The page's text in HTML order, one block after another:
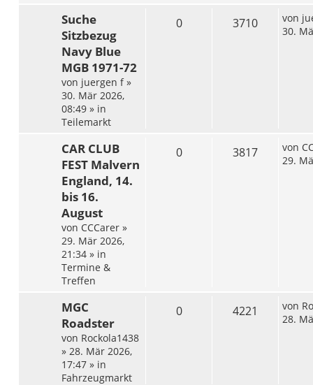
Suche
Sitzbezug
Navy Blue
MGB 1971-72
von juergen f»
30. Mär 2026,
08:49 » in
Teilemarkt
0 3710 von
30.
CAR CLUB
FEST Malvern
England, 14.
bis 16.
August
von CCCarer »
29. Mär 2026,
21:34 » in
Termine &
Treffen
0 3817 von
29.
MGC
Roadster
von Rockola1438
» 28. Mär 2026,
17:47 » in
Fahrzeugmarkt
0 4221 von
28.